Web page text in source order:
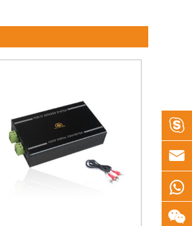



